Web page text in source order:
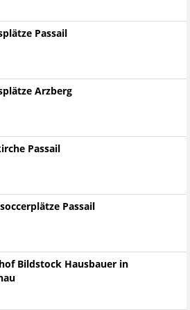
Passail
Arzberg
Passail
Passail
Bildstock Hausbauer in